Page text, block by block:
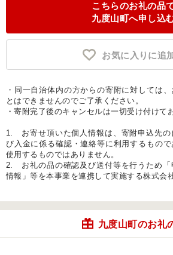
こちらのお礼の品
九度山町へ申し込
お気に入りに追
・同一自治体内の方からの寄附に対しては
とはできませんのでご了承ください。
・寄附完了後のキャンセルは一切受け付けて
1. お寄せ頂いた個人情報は、寄附申込先の
び入金に係る確認・連絡等に利用するもの
使用するものではありません。
2. お礼の品の確認及び送付等を行うため「
情報」等を本事業を連携して実施する株式会
九度山町のお礼